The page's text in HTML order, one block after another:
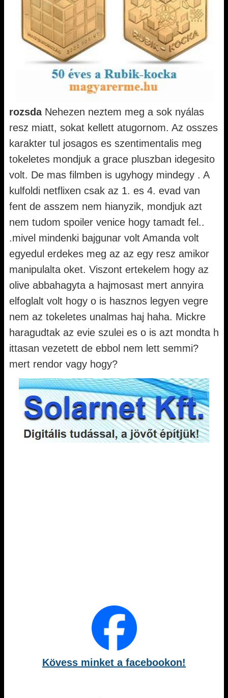
rozsda Nehezen neztem meg a sok nyálas
resz miatt, sokat kellett atugornom. Az osszes
karakter tul josagos es szentimentalis meg
tokeletes mondjuk a grace pluszban idegesito
volt. De mas filmben is ugyhogy mindegy . A
kulfoldi netflixen csak az 1. es 4. evad van
fent de asszem nem hianyzik, mondjuk azt
nem tudom spoiler venice hogy tamadt fel..
.mivel mindenki bajgunar volt Amanda volt
egyedul erdekes meg az az egy resz amikor
manipulalta oket. Viszont ertekelem hogy az
olive abbahagyta a hajmosast mert annyira
elfoglalt volt hogy o is hasznos legyen vegre
nem az tokeletes unalmas haj haha. Mickre
haragudtak az evie szulei es o is azt mondta h
ittasan vezetett de ebbol nem lett semmi?
mert rendor vagy hogy?
Kövess minket a facebookon!